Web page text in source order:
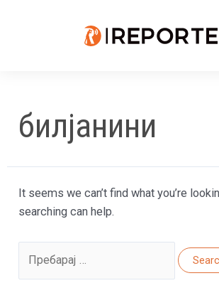
билјанини
It seems we can’t find what you’re
searching can help.